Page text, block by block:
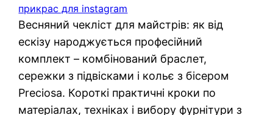
прикрас для instagram
Весняний чекліст для майстрів: як від
ескізу народжується професійний
комплект – комбінований браслет,
сережки з підвісками і кольє з бісером
Preciosa. Короткі практичні кроки по
матеріалах, техніках і вибору фурнітури з